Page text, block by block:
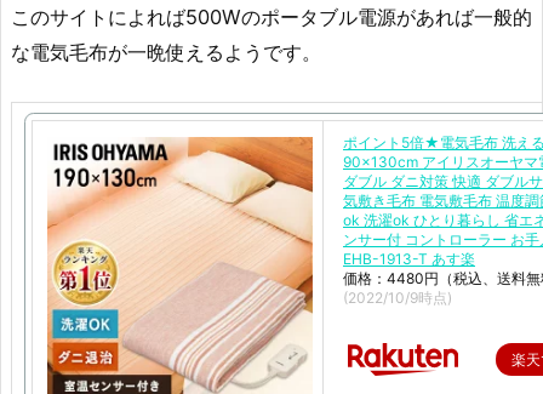
このサイトによれば500Wのポータブル電源があれば一般的
な電気毛布が一晩使えるようです。
ポイント5倍★電気毛布 洗え
90×130cm アイリスオーヤマ
ダブル ダニ対策 快適 ダブル
気敷き毛布 電気敷毛布 温度
ok 洗濯ok ひとり暮らし 省エ
ンサー付 コントローラー お
EHB-1913-T あす楽
価格：4480円（税込、送料
(2022/10/9時点)
楽